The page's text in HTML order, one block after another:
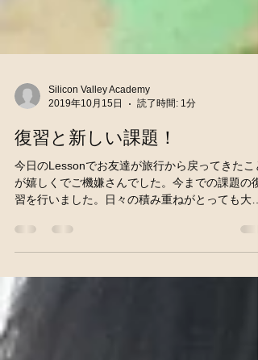
2019年10月15日
読了時間: 1分
復習と新しい課題！
今日のLessonでお友達が旅行から戻ってきたこ
習を行いました。日々の積み重ねがとっても大切
です。子供達は楽しみながらLessonを学びまし
き、苦手な部分を見つけて復習し、また新しい...